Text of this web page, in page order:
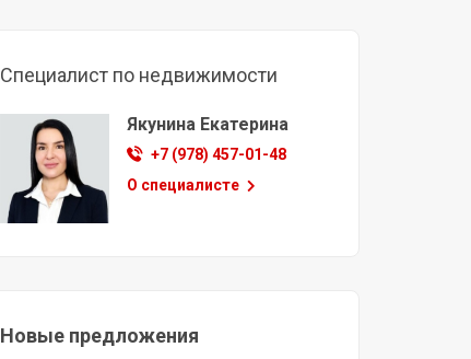
Специалист по недвижимости
Якунина Екатерина
+7 (978) 457-01-48
О специалисте
Новые предложения